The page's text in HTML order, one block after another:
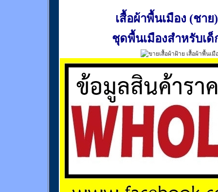
เสื้อผ้าพื้นเมือง (ชาย)
ชุดพื้นเมืองสำหรับเด็